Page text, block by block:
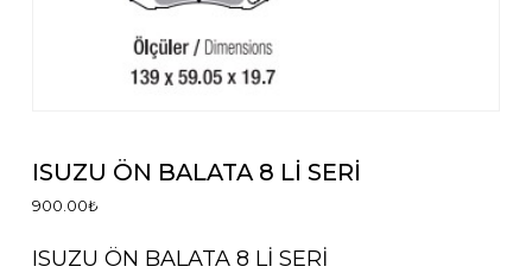
ISUZU ÖN BALATA 8 Lİ SERİ
900.00₺
ISUZU ÖN BALATA 8 Lİ SERİ